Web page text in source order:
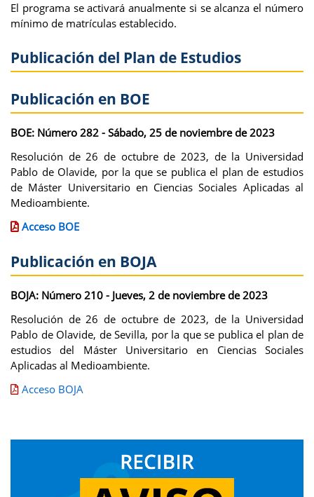
El programa se activará anualmente si se alcanza el número
mínimo de matrículas establecido.
Publicación del Plan de Estudios
Publicación en BOE
BOE: Número 282 - Sábado, 25 de noviembre de 2023
Resolución de 26 de octubre de 2023, de la Universidad
Pablo de Olavide, por la que se publica el plan de estudios
de Máster Universitario en Ciencias Sociales Aplicadas al
Medioambiente.
Acceso BOE
Publicación en BOJA
BOJA: Número 210 - Jueves, 2 de noviembre de 2023
Resolución de 26 de octubre de 2023, de la Universidad
Pablo de Olavide, de Sevilla, por la que se publica el plan de
estudios del Máster Universitario en Ciencias Sociales
Aplicadas al Medioambiente.
Acceso BOJA